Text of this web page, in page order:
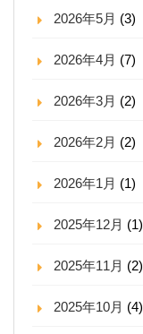
2026年5月 (3)
2026年4月 (7)
2026年3月 (2)
2026年2月 (2)
2026年1月 (1)
2025年12月 (1)
2025年11月 (2)
2025年10月 (4)